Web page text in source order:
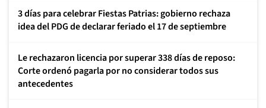
3 días para celebrar Fiestas Patrias: gobierno rechaza
idea del PDG de declarar feriado el 17 de septiembre
Le rechazaron licencia por superar 338 días de reposo:
Corte ordenó pagarla por no considerar todos sus
antecedentes